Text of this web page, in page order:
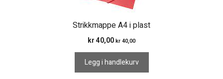
Strikkmappe A4 i plast
kr 40,00 kr 40,00
Legg i handlekurv